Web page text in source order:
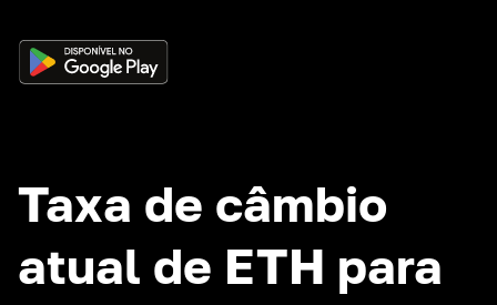
Taxa de câmbio
atual de ETH para